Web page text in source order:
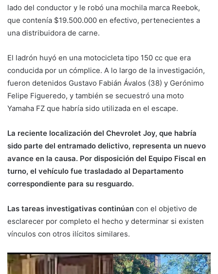
lado del conductor y le robó una mochila marca Reebok,
que contenía $19.500.000 en efectivo, pertenecientes a
una distribuidora de carne.
El ladrón huyó en una motocicleta tipo 150 cc que era
conducida por un cómplice. A lo largo de la investigación,
fueron detenidos Gustavo Fabián Ávalos (38) y Gerónimo
Felipe Figueredo, y también se secuestró una moto
Yamaha FZ que habría sido utilizada en el escape.
La reciente localización del Chevrolet Joy, que habría
sido parte del entramado delictivo, representa un nuevo
avance en la causa. Por disposición del Equipo Fiscal en
turno, el vehículo fue trasladado al Departamento
correspondiente para su resguardo.
Las tareas investigativas continúan con el objetivo de
esclarecer por completo el hecho y determinar si existen
vínculos con otros ilícitos similares.